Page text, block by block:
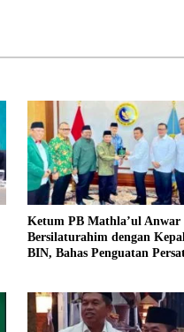
Ketum PB Mathla’ul Anwar
Bersilaturahim dengan
BIN, Bahas Penguatan